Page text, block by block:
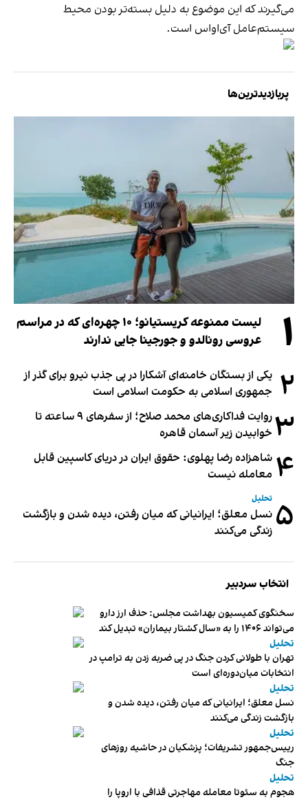
می‌گیرند که این موضوع به دلیل بسته‌تر بودن محیط
سیستم‌عامل آی‌اواس است.
پربازدیدترین‌ها
۱
لیست ممنوعه کریستیانو؛ ۱۰ چهره‌ای که در مراسم
عروسی رونالدو و جورجینا جایی ندارند
۲ یکی از بستگان خامنه‌ای آشکارا در پی جذب نیرو برای گذر از
جمهوری اسلامی به حکومت اسلامی است
۳
روایت فداکاری‌های محمد صلاح؛ از سفرهای ۹ ساعته تا
خوابیدن زیر آسمان قاهره
۴ شاهزاده رضا پهلوی: حقوق ایران در دریای کاسپین قابل
معامله نیست
۵ تحلیل
نسل معلق؛ ایرانیانی که میان رفتن، دیده شدن و بازگشت
زندگی می‌کنند
انتخاب سردبیر
سخنگوی کمیسیون بهداشت مجلس: حذف ارز دارو
می‌تواند ۱۴۰۶ را به «سال کشتار بیماران» تبدیل کند
تحلیل
تهران با طولانی کردن جنگ در پی ضربه زدن به ترامپ در
انتخابات میان‌دوره‌ای است
تحلیل
نسل معلق؛ ایرانیانی که میان رفتن، دیده شدن و
بازگشت زندگی می‌کنند
تحلیل
رییس‌جمهور تشریفات؛ پزشکیان در حاشیه روزهای
جنگ
تحلیل
هجوم به سئوتا معامله مهاجرتی قذافی با اروپا را